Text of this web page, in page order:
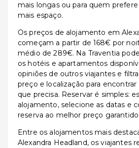
mais longas ou para quem
mais espaço.
Os preços de alojamento em
começam a partir de 168€ por
médio de 289€. Na Traventia
os hotéis e apartamentos
opiniões de outros viajantes e
preço e localização para
que precisa. Reservar é simples:
alojamento, selecione as datas e
reserva ao melhor preço garantido.
Entre os alojamentos mais
Alexandra Headland, os viajantes